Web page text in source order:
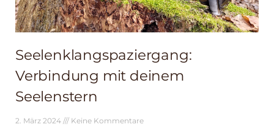
Seelenklangspaziergang:
Verbindung mit deinem
Seelenstern
2. März 2024 Keine Kommentare